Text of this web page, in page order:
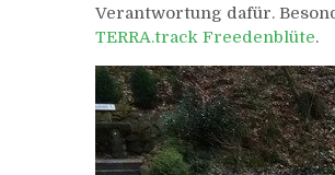
Verantwortung dafür.
TERRA.track Freedenblüte.